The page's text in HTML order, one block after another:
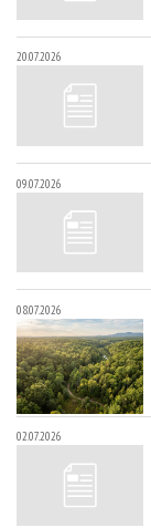
20.07.2026
09.07.2026
08.07.2026
02.07.2026